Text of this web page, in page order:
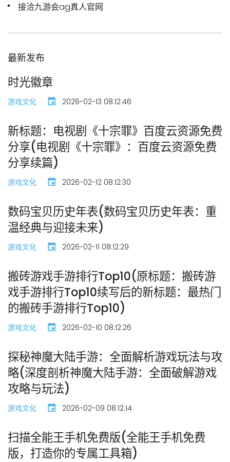
接洽九游会ag真人官网
最新发布
时光徽章
游戏文化 2026-02-13 08:12:46
新标题：电视剧《十宗罪》百度云资源免费
分享(电视剧《十宗罪》：百度云资源免费
分享续篇)
游戏文化 2026-02-12 08:12:30
数码宝贝历史年表(数码宝贝历史年表：重
温经典与迎接未来)
游戏文化 2026-02-11 08:12:29
搬砖游戏手游排行Top10(原标题：搬砖游
戏手游排行Top10续写后的新标题：最热门
的搬砖手游排行Top10)
游戏文化 2026-02-10 08:12:26
探秘神魔大陆手游：全面解析游戏玩法与攻
略(深度剖析神魔大陆手游：全面破解游戏
攻略与玩法)
游戏文化 2026-02-09 08:12:14
扫描全能王手机免费版(全能王手机免费
版，打造你的专属工具箱)